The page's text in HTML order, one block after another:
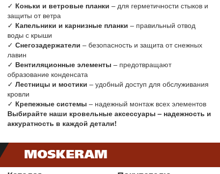
✓ Коньки и ветровые планки – для герметичности стыков и
защиты от ветра
✓ Капельники и карнизные планки – правильный отвод
воды с крыши
✓ Снегозадержатели – безопасность и защита от снежных
лавин
✓ Вентиляционные элементы – предотвращают
образование конденсата
✓ Лестницы и мостики – удобный доступ для обслуживания
кровли
✓ Крепежные системы – надежный монтаж всех элементов
Выбирайте наши кровельные аксессуары – надежность и
аккуратность в каждой детали!